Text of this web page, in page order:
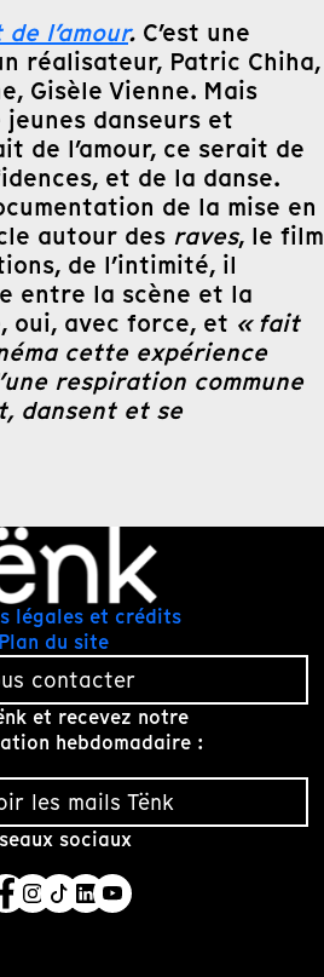
l’amour. C’est une
réalisateur, Patric Chiha,
Gisèle Vienne. Mais
danseurs et
de l’amour, ce serait de
et de la danse.
de la mise en
autour des raves, le film
de l’intimité, il
entre la scène et la
oui, avec force, et « fait
cette expérience
respiration commune
dansent et se
légales et crédits
Plan du site
contacter
et recevez notre
hebdomadaire :
les mails Tënk
sociaux